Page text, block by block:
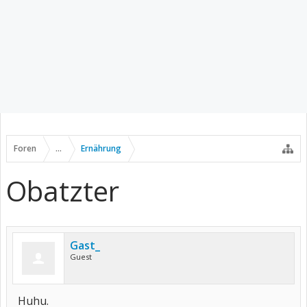
Foren ... Ernährung
Obatzter
Gast_
Guest
Huhu.